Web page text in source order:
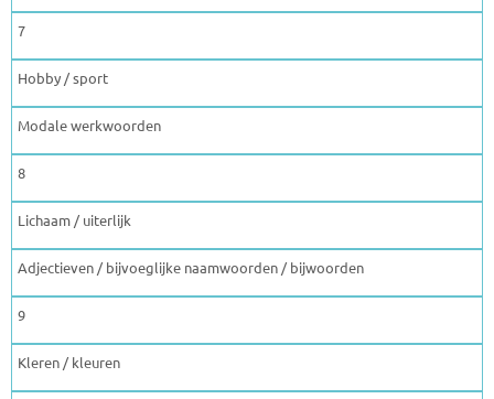
7
Hobby / sport
Modale werkwoorden
8
Lichaam / uiterlijk
Adjectieven / bijvoeglijke naamwoorden / bijwoorden
9
Kleren / kleuren